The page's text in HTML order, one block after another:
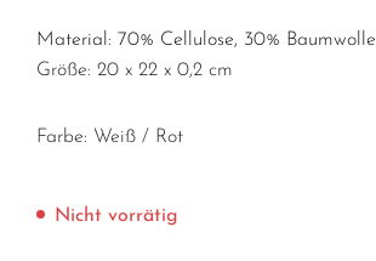
Material: 70% Cellulose, 30% Baumwolle
Größe: 20 x 22 x 0,2 cm
Farbe: Weiß / Rot
Nicht vorrätig